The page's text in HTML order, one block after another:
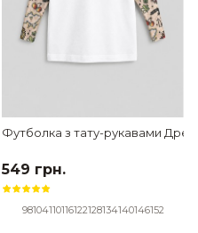
Ukraine біла Sun Flower
Футболка з тату-рукавами
549 грн.
98104110116122128134140146152